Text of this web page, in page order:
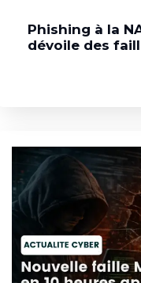
Phishing à la
dévoile des